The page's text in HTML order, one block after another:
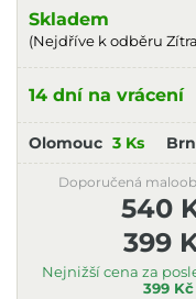
Skladem
(Nejdříve k odběru
14 dní na vrácení
Olomouc 3 Ks
399
Nejnižší cena za
399 Kč
Doporučená
540